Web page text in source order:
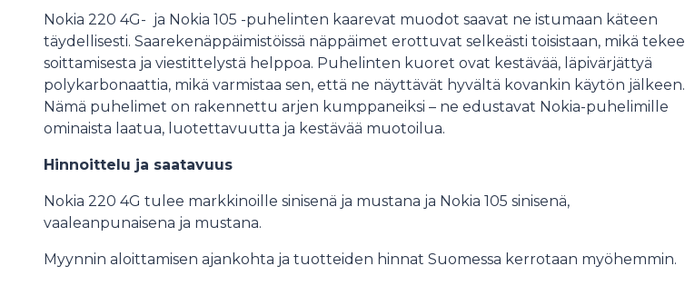
Nokia 220 4G- ja Nokia 105 -puhelinten kaarevat muodot saavat ne istumaan käteen
täydellisesti. Saarekenäppäimistöissä näppäimet erottuvat selkeästi toisistaan, mikä tekee
soittamisesta ja viestittelystä helppoa. Puhelinten kuoret ovat kestävää, läpivärjättyä
polykarbonaattia, mikä varmistaa sen, että ne näyttävät hyvältä kovankin käytön jälkeen.
Nämä puhelimet on rakennettu arjen kumppaneiksi – ne edustavat Nokia-puhelimille
ominaista laatua, luotettavuutta ja kestävää muotoilua.
Hinnoittelu ja saatavuus
Nokia 220 4G tulee markkinoille sinisenä ja mustana ja Nokia 105 sinisenä,
vaaleanpunaisena ja mustana.
Myynnin aloittamisen ajankohta ja tuotteiden hinnat Suomessa kerrotaan myöhemmin.